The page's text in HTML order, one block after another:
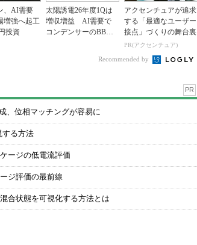
、AI需要
増強へ起工
投資
太陽誘電26年度1Qは
増収増益 AI需要で
コンデンサーのBBレ
アクセンチュアが追求
する「最適なユーザー
接点」づくりの舞台裏
PR(アクセンチュア)
Recommended by
PR
、位相マッチングが容易に
する方法
ージの低電流評価
ジ評価の最前線
合状態を可視化する方法とは